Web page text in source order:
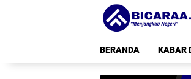
BERANDA KABAR